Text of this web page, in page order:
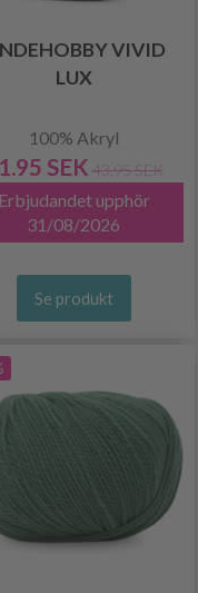
VIVID
LUX
100% Akryl
SEK 43.95 SEK
Erbjudandet upphör
31/08/2026
Se produkt